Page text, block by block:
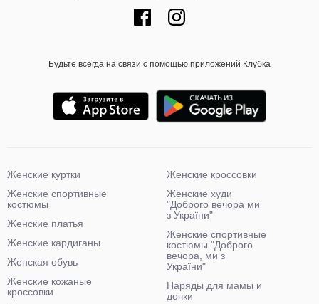
Будьте всегда на связи с помощью приложений Клубка
Женские куртки
Женские спортивные
костюмы
Женские платья
Женские кардиганы
Женская обувь
Женские кожаные
кроссовки
Женские кроссовки
Женские худи
"Доброго вечора ми
з України"
Женские спортивные
костюмы "Доброго
вечора, ми з
України"
Наряды для мамы и
дочки